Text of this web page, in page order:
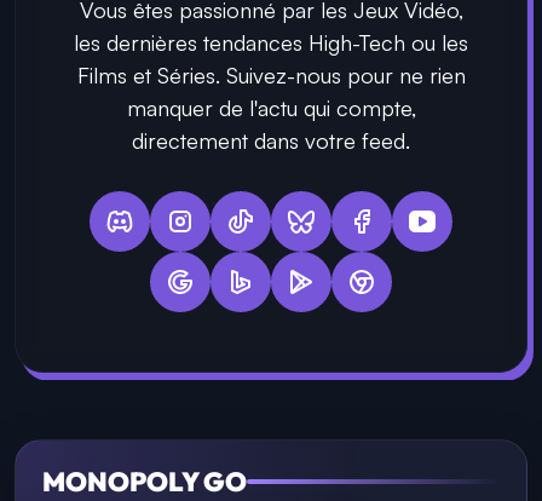
Vous êtes passionné par les Jeux Vidéo,
les dernières tendances High-Tech ou les
Films et Séries. Suivez-nous pour ne rien
manquer de l'actu qui compte,
directement dans votre feed.
MONOPOLY GO